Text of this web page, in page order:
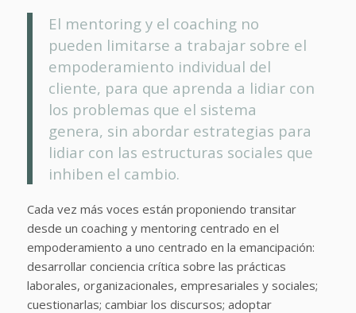
El mentoring y el coaching no
pueden limitarse a trabajar sobre el
empoderamiento individual del
cliente, para que aprenda a lidiar con
los problemas que el sistema
genera, sin abordar estrategias para
lidiar con las estructuras sociales que
inhiben el cambio.
Cada vez más voces están proponiendo transitar
desde un coaching y mentoring centrado en el
empoderamiento a uno centrado en la emancipación:
desarrollar conciencia crítica sobre las prácticas
laborales, organizacionales, empresariales y sociales;
cuestionarlas; cambiar los discursos; adoptar